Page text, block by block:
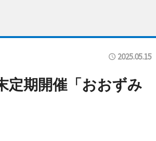
2025.05.15
期開催「おおずみ